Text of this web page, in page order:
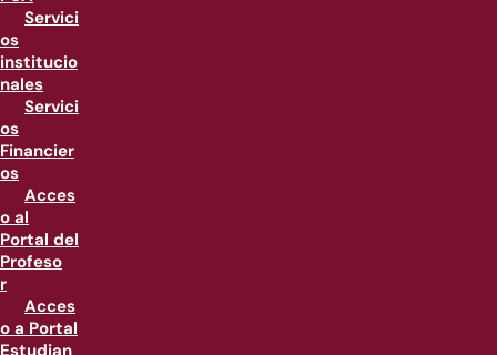
Servici
os
institucio
nales
Servici
os
Financier
os
Acces
o al
Portal del
Profeso
r
Acces
o a Portal
Estudian